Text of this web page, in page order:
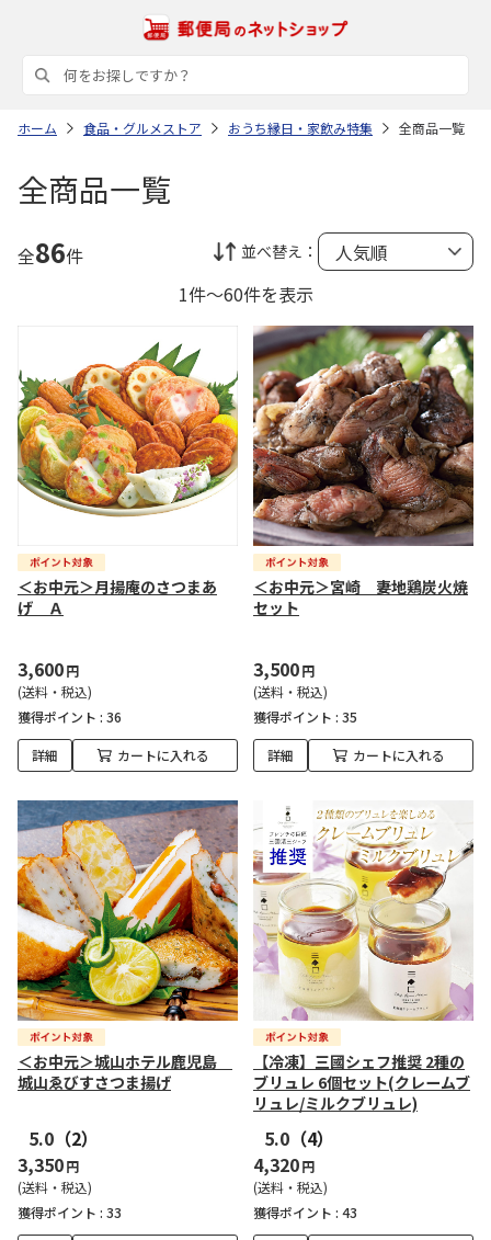
ホーム 食品・グルメストア おうち縁日・家飲み特集 全商品一覧
全商品一覧
全86件 並べ替え：
1件～60件を表示
＜お中元＞月揚庵のさつまあ
げ Ａ
3,600円
(送料・税込)
獲得ポイント : 36
詳細 カートに入れる
＜お中元＞宮崎 妻地鶏炭火焼
セット
3,500円
(送料・税込)
獲得ポイント : 35
詳細 カートに入れる
＜お中元＞城山ホテル鹿児島
城山ゑびすさつま揚げ
5.0 （2）
3,350円
(送料・税込)
獲得ポイント : 33
【冷凍】三國シェフ推奨 2種の
ブリュレ 6個セット(クレームブ
リュレ/ミルクブリュレ)
5.0 （4）
4,320円
(送料・税込)
獲得ポイント : 43